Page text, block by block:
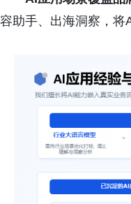
容助手、出海洞察，将